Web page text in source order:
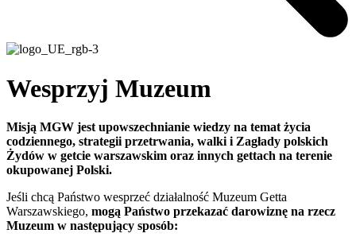
Wesprzyj Muzeum
Misją MGW jest upowszechnianie wiedzy na temat życia
codziennego, strategii przetrwania, walki i Zagłady polskich
Żydów w getcie warszawskim oraz innych gettach na terenie
okupowanej Polski.
Jeśli chcą Państwo wesprzeć działalność Muzeum Getta
Warszawskiego, mogą Państwo przekazać darowiznę na rzecz
Muzeum w następujący sposób: